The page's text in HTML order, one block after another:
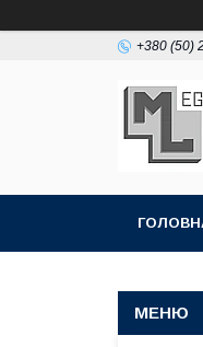
+380 (50)